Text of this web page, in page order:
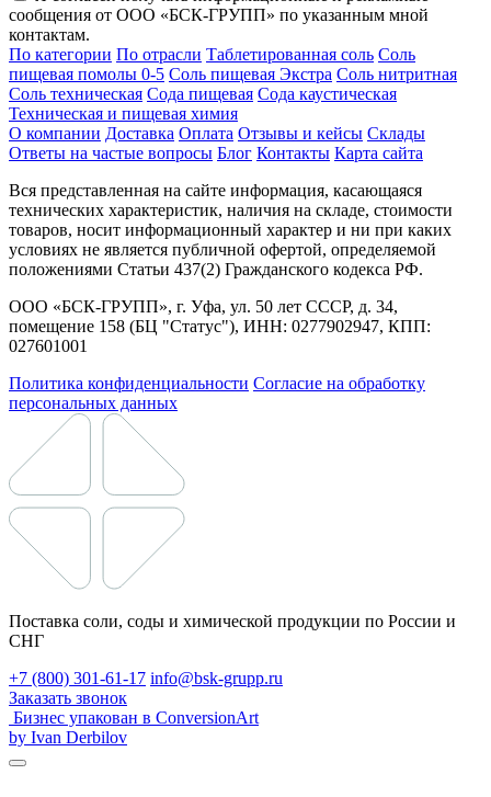
сообщения от ООО «БСК-ГРУПП» по указанным мной
контактам.
По категории По отрасли Таблетированная соль Соль
пищевая помолы 0-5 Соль пищевая Экстра Соль нитритная
Соль техническая Сода пищевая Сода каустическая
Техническая и пищевая химия
О компании Доставка Оплата Отзывы и кейсы Склады
Ответы на частые вопросы Блог Контакты Карта сайта
Вся представленная на сайте информация, касающаяся
технических характеристик, наличия на складе, стоимости
товаров, носит информационный характер и ни при каких
условиях не является публичной офертой, определяемой
положениями Статьи 437(2) Гражданского кодекса РФ.
ООО «БСК-ГРУПП», г. Уфа, ул. 50 лет СССР, д. 34,
помещение 158 (БЦ "Статус"), ИНН: 0277902947, КПП:
027601001
Политика конфиденциальности Согласие на обработку
персональных данных
Поставка соли, соды и химической продукции по России и
СНГ
+7 (800) 301-61-17 info@bsk-grupp.ru
Заказать звонок
Бизнес упакован в ConversionArt
by Ivan Derbilov